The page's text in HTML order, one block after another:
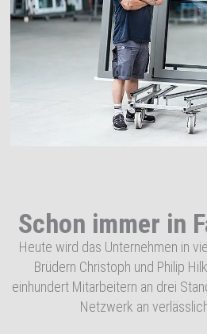
Schon immer in
Heute wird das Unternehmen in
Brüdern Christoph und Philip
einhundert Mitarbeitern an drei
Netzwerk an